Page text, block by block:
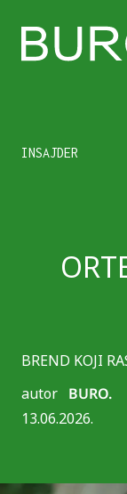
INSAJDER
BREND KOJI
autor BURO.
13.06.2026.